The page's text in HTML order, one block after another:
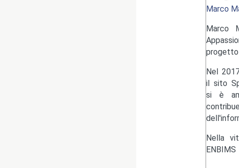
Marco
Marco
Nel
il sito
si è
Nella